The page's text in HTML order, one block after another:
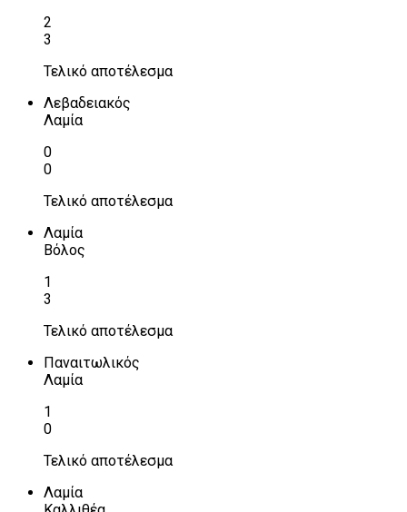
2
3
Τελικό αποτέλεσμα
Λεβαδειακός
Λαμία
0
0
Τελικό αποτέλεσμα
Λαμία
Βόλος
1
3
Τελικό αποτέλεσμα
Παναιτωλικός
Λαμία
1
0
Τελικό αποτέλεσμα
Λαμία